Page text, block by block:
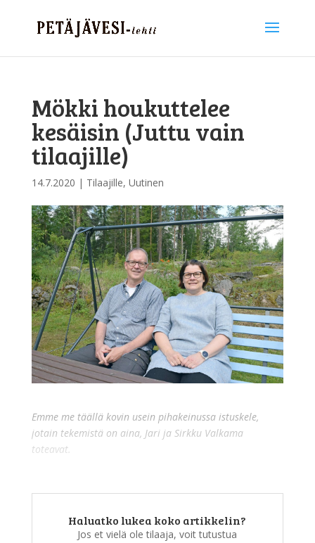
Mökki houkuttelee
kesäisin (Juttu vain
tilaajille)
14.7.2020 | Tilaajille, Uutinen
Emme me täällä kovin usein pihakeinussa istuskele,
jotain tekemistä on aina, Jari ja Sirkku Valkama
toteavat.
Haluatko lukea koko artikkelin?
Jos et vielä ole tilaaja, voit tutustua